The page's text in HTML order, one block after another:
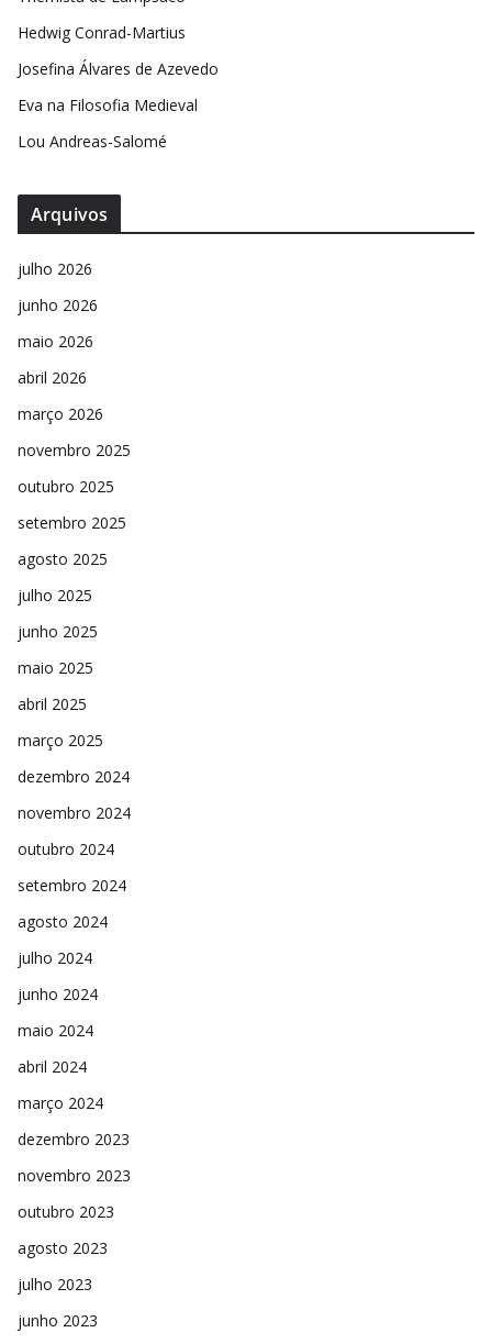
Hedwig Conrad-Martius
Josefina Álvares de Azevedo
Eva na Filosofia Medieval
Lou Andreas-Salomé
Arquivos
julho 2026
junho 2026
maio 2026
abril 2026
março 2026
novembro 2025
outubro 2025
setembro 2025
agosto 2025
julho 2025
junho 2025
maio 2025
abril 2025
março 2025
dezembro 2024
novembro 2024
outubro 2024
setembro 2024
agosto 2024
julho 2024
junho 2024
maio 2024
abril 2024
março 2024
dezembro 2023
novembro 2023
outubro 2023
agosto 2023
julho 2023
junho 2023